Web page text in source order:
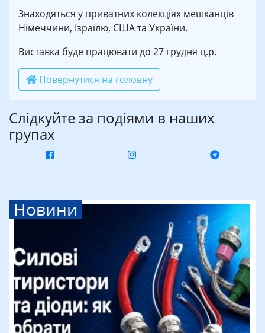
Знаходяться у приватних колекціях мешканців
Німеччини, Ізраїлю, США та України.
Виставка буде працювати до 27 грудня ц.р.
Повернутися на головну
Слідкуйте за подіями в наших
групах
Новини